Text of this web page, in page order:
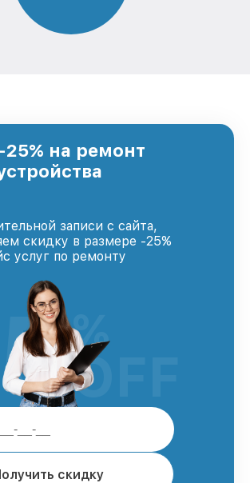
на ремонт
записи с сайта,
скидку в размере -25%
услуг по ремонту
скидку
%
OFF